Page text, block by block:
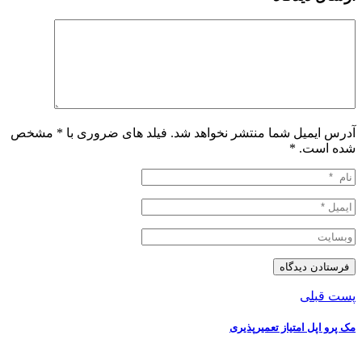
آدرس ایمیل شما منتشر نخواهد شد. فیلد های ضروری با * مشخص
شده است. *
پست قبلی
مک پرو اپل امتیاز تعمیرپذیری